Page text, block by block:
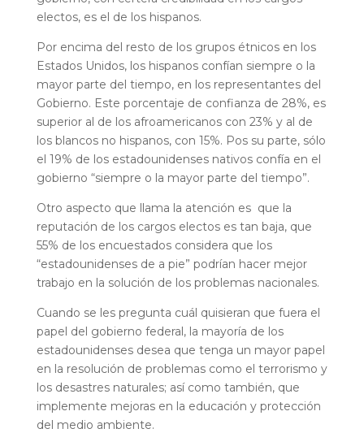
electos, es el de los hispanos.
Por encima del resto de los grupos étnicos en los
Estados Unidos, los hispanos confían siempre o la
mayor parte del tiempo, en los representantes del
Gobierno. Este porcentaje de confianza de 28%, es
superior al de los afroamericanos con 23% y al de
los blancos no hispanos, con 15%. Pos su parte, sólo
el 19% de los estadounidenses nativos confía en el
gobierno “siempre o la mayor parte del tiempo”.
Otro aspecto que llama la atención es que la
reputación de los cargos electos es tan baja, que
55% de los encuestados considera que los
“estadounidenses de a pie” podrían hacer mejor
trabajo en la solución de los problemas nacionales.
Cuando se les pregunta cuál quisieran que fuera el
papel del gobierno federal, la mayoría de los
estadounidenses desea que tenga un mayor papel
en la resolución de problemas como el terrorismo y
los desastres naturales; así como también, que
implemente mejoras en la educación y protección
del medio ambiente.